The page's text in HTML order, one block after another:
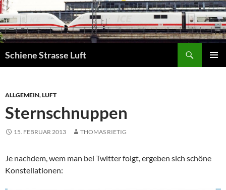
Zum
Inhalt
springen
Schiene Strasse Luft
ALLGEMEIN,LUFT
Sternschnuppen
15. FEBRUAR 2013 THOMAS RIETIG
Je nachdem, wem man bei Twitter folgt, ergeben sich schöne
Konstellationen: